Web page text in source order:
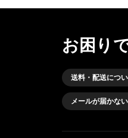
お困り
送料・配送につ
メールが届かな